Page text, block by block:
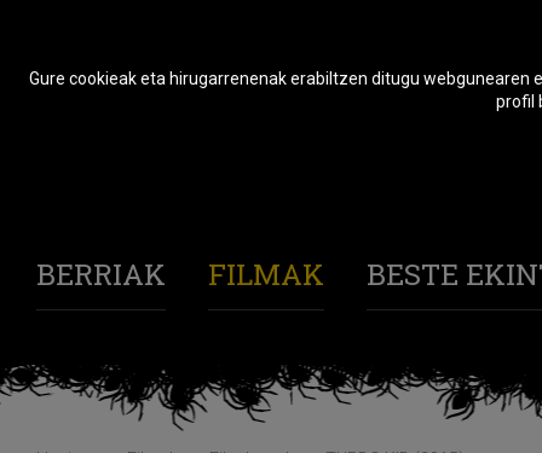
BERRIAK FILMAK BESTE
Gure cookieak eta hirugarrenenak erabiltzen ditugu
profil